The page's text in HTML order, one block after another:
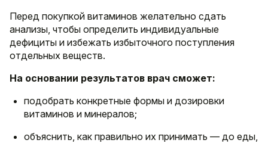
Перед покупкой витаминов желательно сдать
анализы, чтобы определить индивидуальные
дефициты и избежать избыточного поступления
отдельных веществ.
На основании результатов врач сможет:
подобрать конкретные формы и дозировки
витаминов и минералов;
объяснить, как правильно их принимать — до еды,